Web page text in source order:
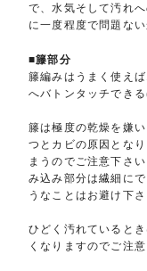
で、水気そして汚れ
に一度程度で問題な
■籐部分
籐編みはうまく使え
へバトンタッチでき
籐は極度の乾燥を嫌
つとカビの原因とな
まうのでご注意下さ
み込み部分は繊細に
うなことはお避け下
ひどく汚れていると
くなりますのでご注